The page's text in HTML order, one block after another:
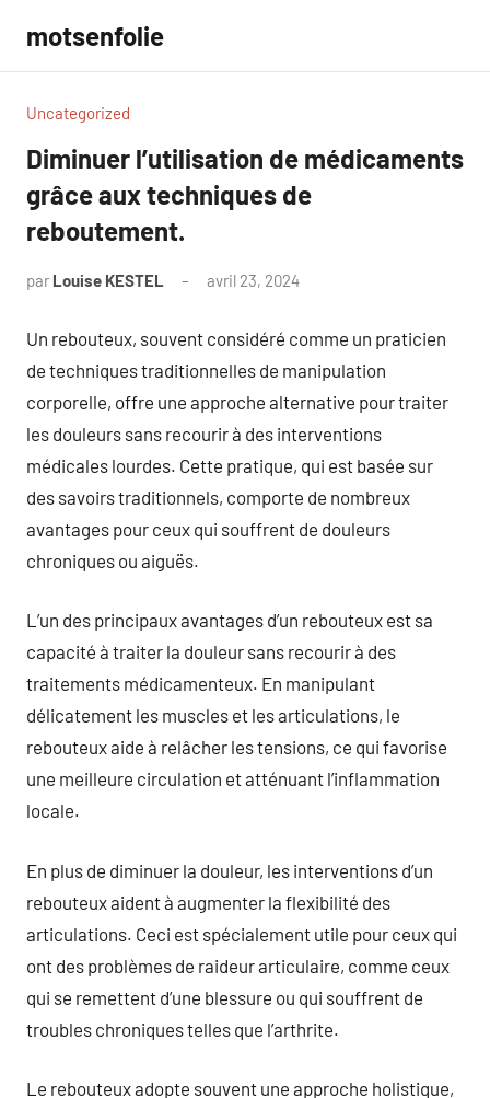
contenu
motsenfolie
Uncategorized
Diminuer l’utilisation de médicaments
grâce aux techniques de
reboutement.
par Louise KESTEL avril 23, 2024
Un rebouteux, souvent considéré comme un praticien
de techniques traditionnelles de manipulation
corporelle, offre une approche alternative pour traiter
les douleurs sans recourir à des interventions
médicales lourdes. Cette pratique, qui est basée sur
des savoirs traditionnels, comporte de nombreux
avantages pour ceux qui souffrent de douleurs
chroniques ou aiguës.
L’un des principaux avantages d’un rebouteux est sa
capacité à traiter la douleur sans recourir à des
traitements médicamenteux. En manipulant
délicatement les muscles et les articulations, le
rebouteux aide à relâcher les tensions, ce qui favorise
une meilleure circulation et atténuant l’inflammation
locale.
En plus de diminuer la douleur, les interventions d’un
rebouteux aident à augmenter la flexibilité des
articulations. Ceci est spécialement utile pour ceux qui
ont des problèmes de raideur articulaire, comme ceux
qui se remettent d’une blessure ou qui souffrent de
troubles chroniques telles que l’arthrite.
Le rebouteux adopte souvent une approche holistique,